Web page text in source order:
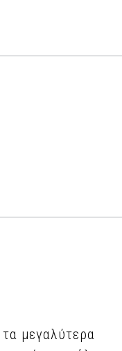
μεγαλύτερα